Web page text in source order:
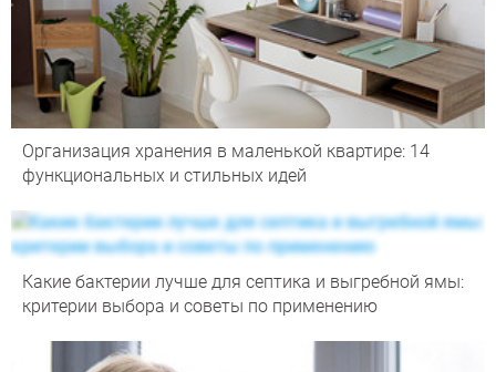
Организация хранения в маленькой квартире: 14
функциональных и стильных идей
Какие бактерии лучше для септика и выгребной ямы:
критерии выбора и советы по применению